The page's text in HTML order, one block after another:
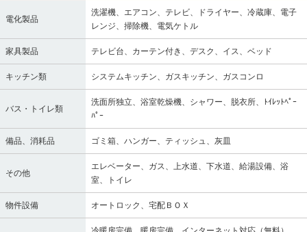
電化製品
洗濯機、エアコン、テレビ、ドライヤー、冷蔵庫、電子
レンジ、掃除機、電気ケトル
家具製品 テレビ台、カーテン付き、デスク、イス、ベッド
キッチン類 システムキッチン、ガスキッチン、ガスコンロ
バス・トイレ類
洗面所独立、浴室乾燥機、シャワー、脱衣所、ﾄｲﾚｯﾄﾍﾟｰ
ﾊﾟｰ
備品、消耗品 ゴミ箱、ハンガー、ティッシュ、灰皿
その他
エレベーター、ガス、上水道、下水道、給湯設備、浴
室、トイレ
物件設備 オートロック、宅配ＢＯＸ